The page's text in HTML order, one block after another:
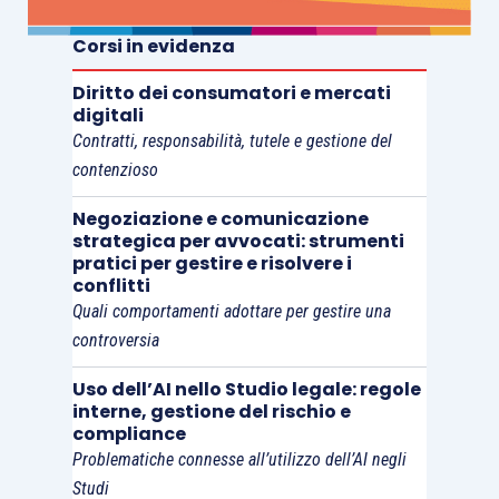
creditore mantiene la veste di attore e
l’opponente quella di convenuto; ciò esplica i suoi
effetti non solo in tema di onere della prova, ma
anche in ordine ai poteri e alle preclusioni
processuali rispettivamente previsti per
ciascuna delle parti. Ne consegue, secondo tale
tesi, che il disposto dell’art. 269 cod. proc. civ.,
che disciplina le modalità della chiamata di terzo
in causa, non si concilia con l’opposizione al
decreto, dovendo in ogni caso l’opponente citare
unicamente il soggetto che ha ottenuto detto
provvedimento e non potendo le parti
originariamente essere altre che il soggetto che
ha chiesto l’ingiunzione e il soggetto nei cui
confronti la domanda è diretta, così che
Corsi in evidenza
Diritto dei consumatori e mercati
digitali
Contratti, responsabilità, tutele e gestione del
contenzioso
Negoziazione e comunicazione
strategica per avvocati: strumenti
pratici per gestire e risolvere i
conflitti
Quali comportamenti adottare per gestire una
controversia
Uso dell’AI nello Studio legale: regole
interne, gestione del rischio e
compliance
Problematiche connesse all’utilizzo dell’AI negli
Studi